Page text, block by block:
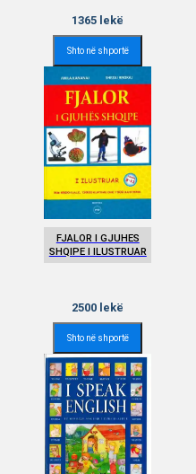
1365 lekë
Shto në shportë
FJALOR I GJUHES
SHQIPE I ILUSTRUAR
2500 lekë
Shto në shportë